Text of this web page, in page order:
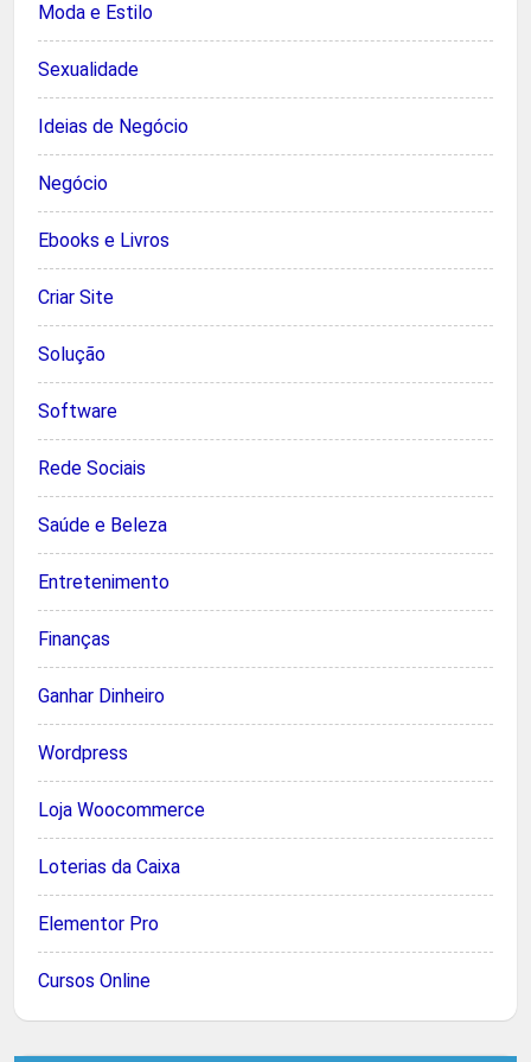
Moda e Estilo
Sexualidade
Ideias de Negócio
Negócio
Ebooks e Livros
Criar Site
Solução
Software
Rede Sociais
Saúde e Beleza
Entretenimento
Finanças
Ganhar Dinheiro
Wordpress
Loja Woocommerce
Loterias da Caixa
Elementor Pro
Cursos Online